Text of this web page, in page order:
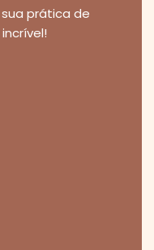
prática de